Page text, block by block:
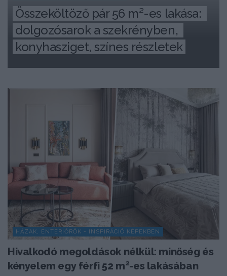
Összeköltöző pár 56 m²-es lakása:
dolgozósarok a szekrényben,
konyhasziget, színes részletek
HÁZAK, ENTERIŐRÖK - INSPIRÁCIÓ KÉPEKBEN
Hivalkodó megoldások nélkül: minőség és
kényelem egy férfi 52 m²-es lakásában